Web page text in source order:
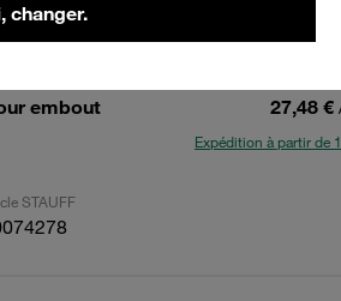
changer.
12
embout
27,48 €
Expédition à partir de
STAUFF